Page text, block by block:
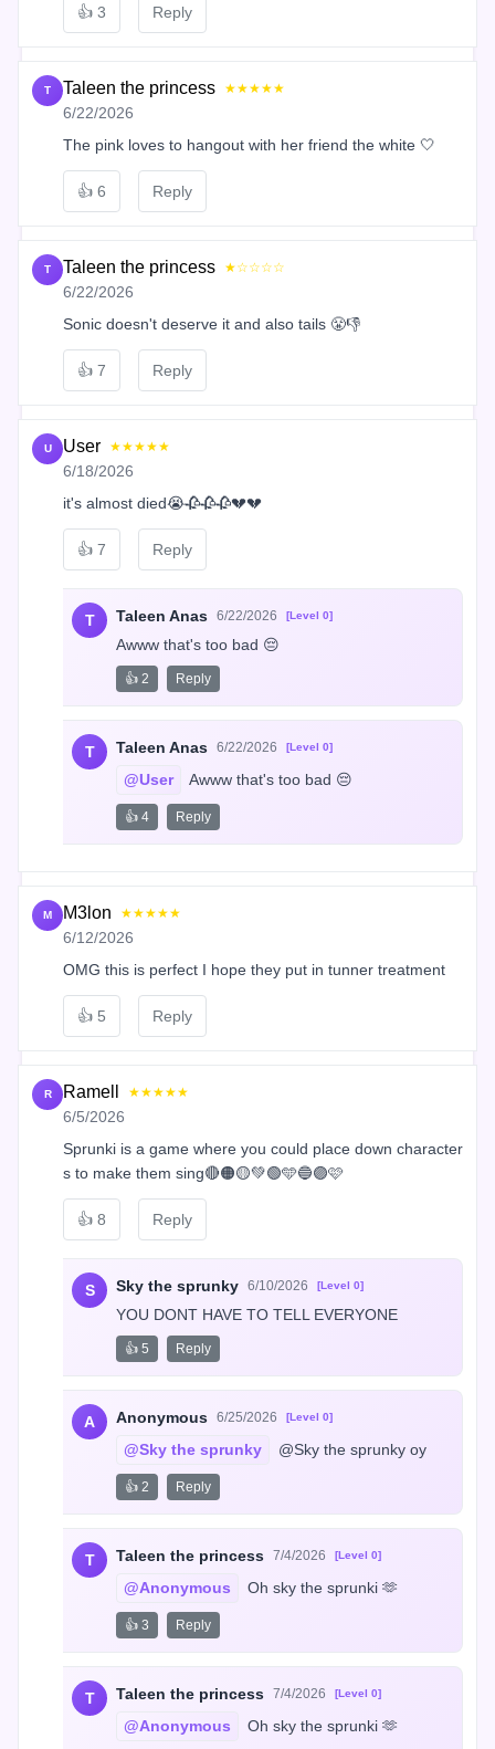
👍 3 Reply
T Taleen the princess ★★★★★
6/22/2026
The pink loves to hangout with her friend the white 🤍
👍 6 Reply
T Taleen the princess ★☆☆☆☆
6/22/2026
Sonic doesn't deserve it and also tails 😤👎
👍 7 Reply
U User ★★★★★
6/18/2026
it's almost died😭🥀🥀🥀💔💔
👍 7 Reply
T Taleen Anas 6/22/2026 [Level 0]
Awww that's too bad 😔
👍 2 Reply
T Taleen Anas 6/22/2026 [Level 0]
@User Awww that's too bad 😔
👍 4 Reply
M M3lon ★★★★★
6/12/2026
OMG this is perfect I hope they put in tunner treatment
👍 5 Reply
R Ramell ★★★★★
6/5/2026
Sprunki is a game where you could place down character
s to make them sing🔴🟠🟡💚🟢🩵🔵🟣🩷
👍 8 Reply
S Sky the sprunky 6/10/2026 [Level 0]
YOU DONT HAVE TO TELL EVERYONE
👍 5 Reply
A Anonymous 6/25/2026 [Level 0]
@Sky the sprunky @Sky the sprunky oy
👍 2 Reply
T Taleen the princess 7/4/2026 [Level 0]
@Anonymous Oh sky the sprunki 🫶
👍 3 Reply
T Taleen the princess 7/4/2026 [Level 0]
@Anonymous Oh sky the sprunki 🫶